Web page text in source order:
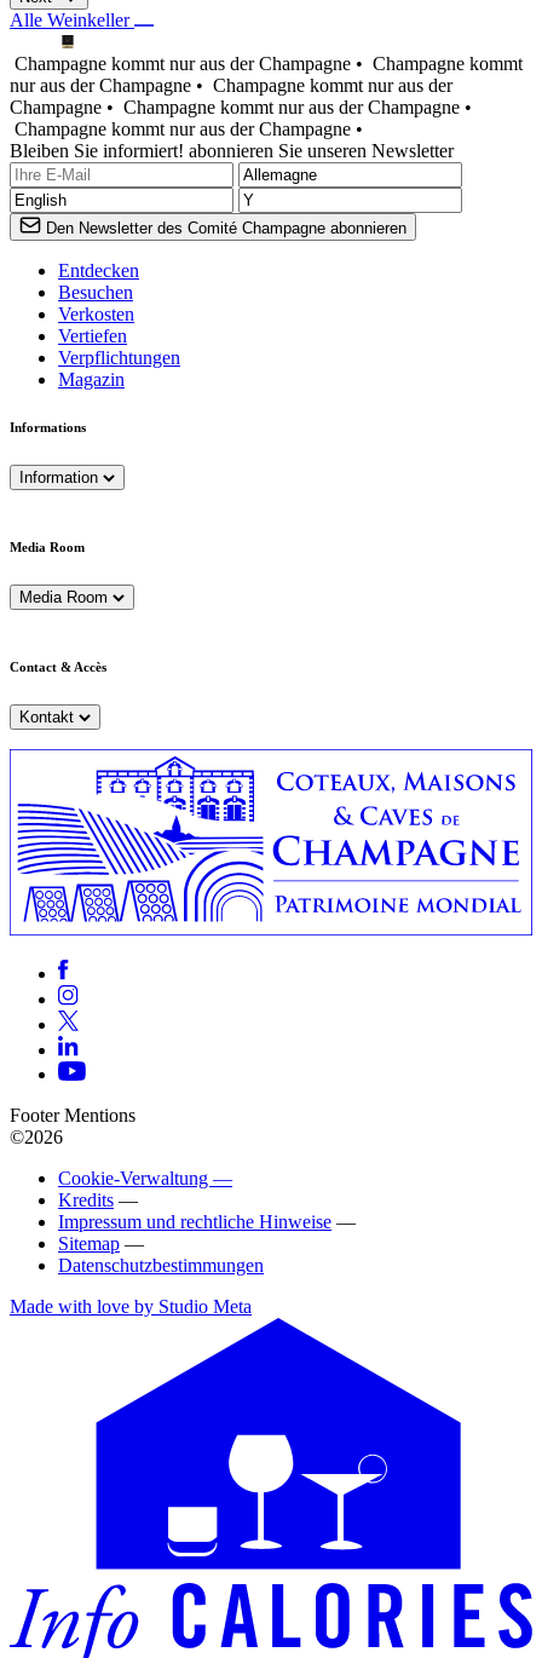
Alle Weinkeller
Champagne kommt nur aus der Champagne • Champagne kommt
nur aus der Champagne • Champagne kommt nur aus der
Champagne • Champagne kommt nur aus der Champagne •
Champagne kommt nur aus der Champagne •
Bleiben Sie informiert! abonnieren Sie unseren Newsletter
Den Newsletter des Comité Champagne abonnieren
Entdecken
Besuchen
Verkosten
Vertiefen
Verpflichtungen
Magazin
Informations
Information
Media Room
Media Room
Contact & Accès
Kontakt
Footer Mentions
©2026
Cookie-Verwaltung —
Kredits —
Impressum und rechtliche Hinweise —
Sitemap —
Datenschutzbestimmungen
Made with love by Studio Meta